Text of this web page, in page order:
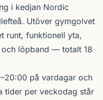
i kedjan Nordic
. Utöver gymgolvet
runt, funktionell yta,
löpband — totalt 18
på vardagar och
tider per veckodag står